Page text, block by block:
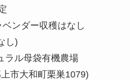
ンダー収穫はなし
し)
ラル母袋有機農場
市大和町栗巣1079)